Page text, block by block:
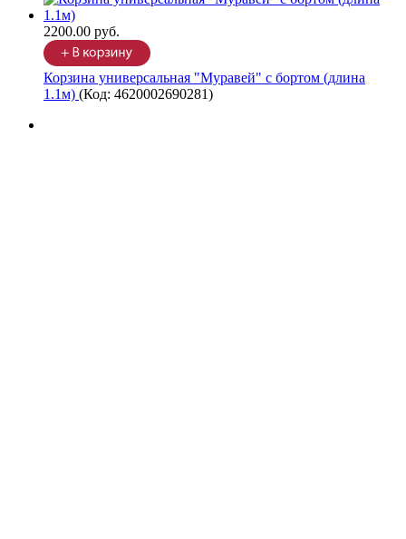
2200.00 руб.
Корзина универсальная "Муравей" с бортом (длина
1.1м) (Код: 4620002690281)